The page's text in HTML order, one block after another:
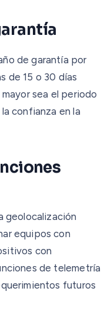
de garantía por
de 15 o 30 días
sea el periodo
confianza en la
geolocalización
equipos con
con
de telemetría
futuros